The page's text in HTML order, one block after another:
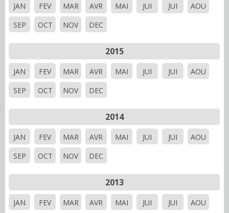
JAN FEV MAR AVR MAI JUI JUI
AOU
SEP
OCT NOV DEC
2015
JAN FEV MAR AVR MAI JUI JUI
AOU
SEP
OCT NOV DEC
2014
JAN FEV MAR AVR MAI JUI JUI
AOU
SEP
OCT NOV DEC
2013
JAN FEV MAR AVR MAI JUI JUI
AOU